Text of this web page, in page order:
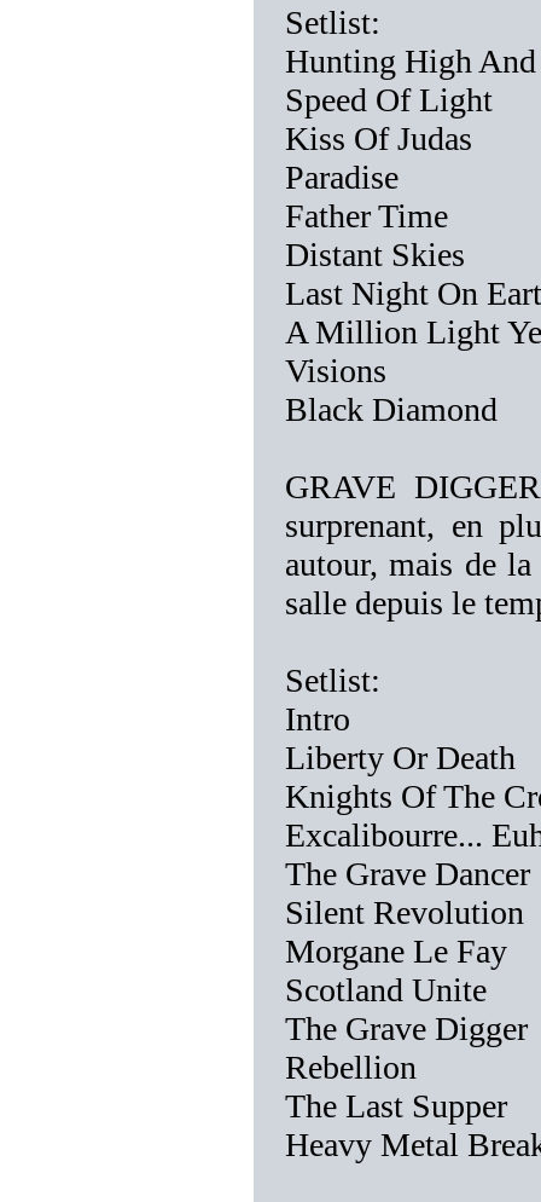
Setlist:
Hunting High
Speed Of Light
Kiss Of Judas
Paradise
Father Time
Distant Skies
Last Night On
A Million Light
Visions
Black Diamond
GRAVE
surprenant, en
autour, mais de
salle depuis le
Setlist:
Intro
Liberty Or Death
Knights Of The
Excalibourre...
The Grave Dancer
Silent Revolution
Morgane Le Fay
Scotland Unite
The Grave Digger
Rebellion
The Last Supper
Heavy Metal